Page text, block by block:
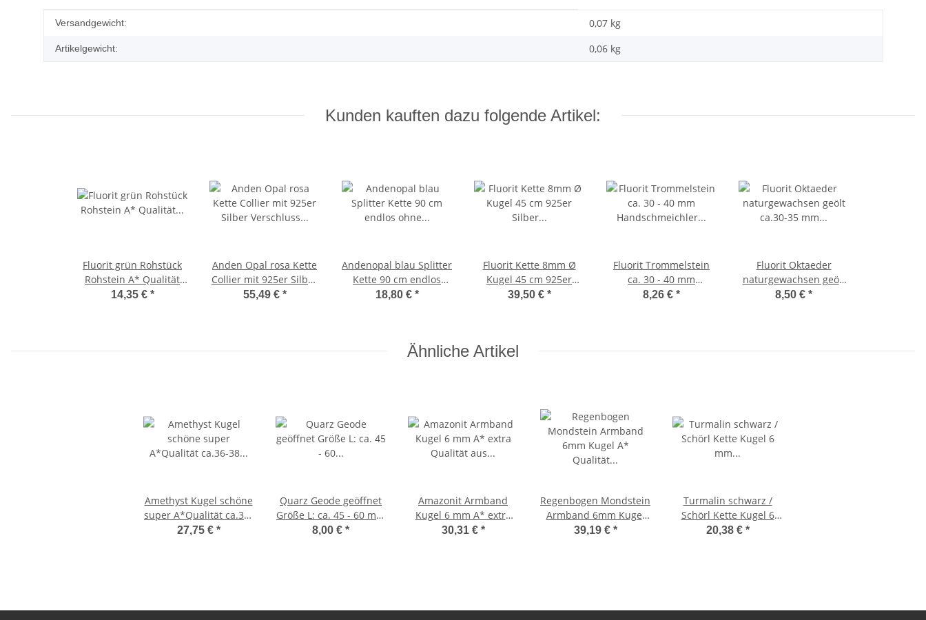
Produkteigenschaft
Wert
Versandgewicht: 0,07 kg
Artikelgewicht: 0,06 kg
Kunden kauften dazu folgende Artikel:
Fluorit grün Rohstück
Rohstein A* Qualität
super schöne grüne
14,35 € *
Anden Opal rosa Kette
Collier mit 925er Silber
Verschluss schöne rosa
55,49 € *
Andenopal blau Splitter
Kette 90 cm endlos
ohne Verschluss
18,80 € *
Fluorit Kette 8mm Ø
Kugel 45 cm 925er
Silber Verschluss klarer
39,50 € *
Fluorit Trommelstein
ca. 30 - 40 mm
Handschmeichler
8,26 € *
Fluorit Oktaeder
naturgewachsen geölt
ca.30-35 mm schöne
8,50 € *
Ähnliche Artikel
Amethyst Kugel schöne
super A*Qualität ca.36-
38 mm Ø
27,75 € *
Quarz Geode geöffnet
Größe L: ca. 45 - 60 mm
das älteste
8,00 € *
Amazonit Armband
Kugel 6 mm A* extra
Qualität aus
30,31 € *
Regenbogen Mondstein
Armband 6mm Kugel
A* Qualität auf
39,19 € *
Turmalin schwarz /
Schörl Kette Kugel 6
mm Länge ca. 45 cm
20,38 € *